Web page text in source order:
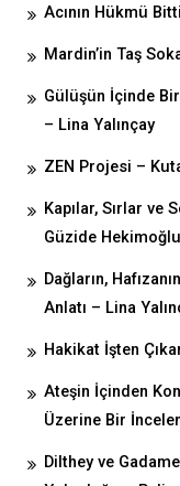
Acının Hükmü
Mardin’in Taş
Gülüşün İçinde
– Lina Yalınçay
ZEN Projesi –
Kapılar, Sırlar ve
Güzide Hekimoğlu
Dağların,
Anlatı – Lina
Hakikat İşten
Ateşin İçinden
Üzerine Bir
Dilthey ve